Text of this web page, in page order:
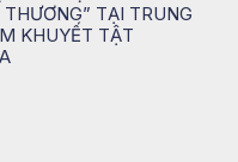
TẠI TRUNG
KHUYẾT TẬT